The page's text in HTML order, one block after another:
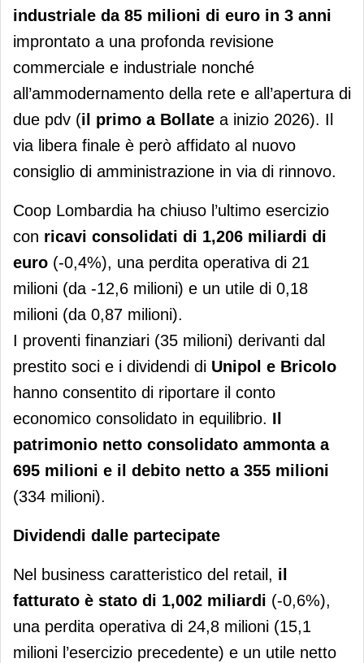
industriale da 85 milioni di euro in 3 anni
improntato a una profonda revisione
commerciale e industriale nonché
all’ammodernamento della rete e all’apertura di
due pdv (il primo a Bollate a inizio 2026). Il
via libera finale è però affidato al nuovo
consiglio di amministrazione in via di rinnovo.
Coop Lombardia ha chiuso l’ultimo esercizio
con ricavi consolidati di 1,206 miliardi di
euro (-0,4%), una perdita operativa di 21
milioni (da -12,6 milioni) e un utile di 0,18
milioni (da 0,87 milioni).
I proventi finanziari (35 milioni) derivanti dal
prestito soci e i dividendi di Unipol e BricoIo
hanno consentito di riportare il conto
economico consolidato in equilibrio. Il
patrimonio netto consolidato ammonta a
695 milioni e il debito netto a 355 milioni
(334 milioni).
Dividendi dalle partecipate
Nel business caratteristico del retail, il
fatturato è stato di 1,002 miliardi (-0,6%),
una perdita operativa di 24,8 milioni (15,1
milioni l’esercizio precedente) e un utile netto